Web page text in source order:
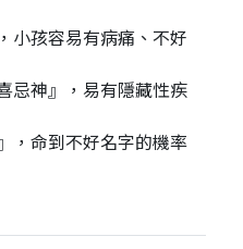
小孩容易有病痛、不好
忌神』，易有隱藏性疾
，命到不好名字的機率